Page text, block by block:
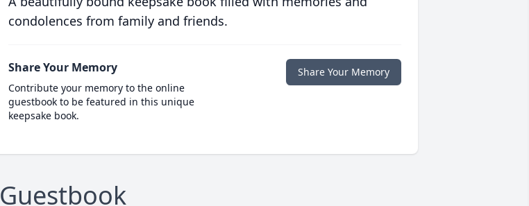
condolences from family and friends.
Share Your Memory
Contribute your memory to the online
guestbook to be featured in this unique
keepsake book.
Share Your Memory
Guestbook